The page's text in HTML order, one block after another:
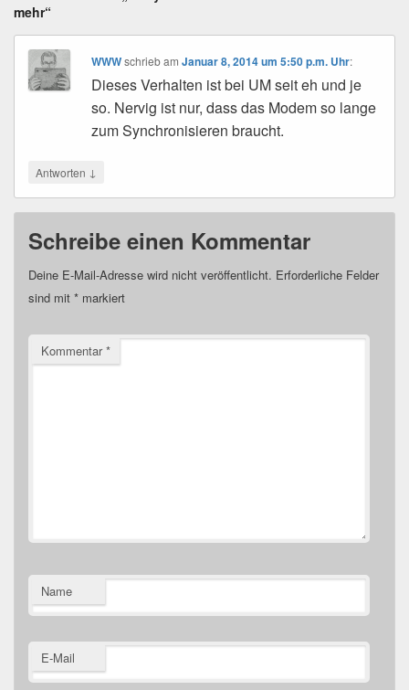
mehr“
WWW schriebamJanuar 8, 2014 um 5:50 p.m. Uhr:
Dieses Verhalten ist bei UM seit eh und je
so. Nervig ist nur, dass das Modem so lange
zum Synchronisieren braucht.
Antworten ↓
Schreibe einen Kommentar
Deine E-Mail-Adresse wird nicht veröffentlicht. Erforderliche Felder
sind mit * markiert
Kommentar*
Name
E-Mail